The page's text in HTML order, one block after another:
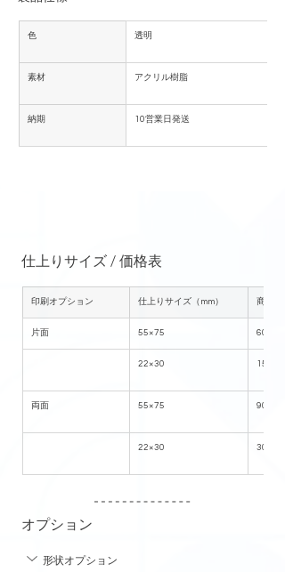
色 透明
素材 アクリル樹脂
納期 10営業日発送
仕上りサイズ / 価格表
印刷オプション 仕上りサイズ（mm） 商品単
片面 55×75 600
22×30 150
両面 55×75 900
22×30 300
オプション
形状オプション